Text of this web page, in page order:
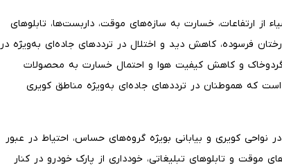
ارتفاعات، خسارت به سازه‌های موقت، داربست‌ها، تابلوهای
فرسوده، کاهش دید و اختلال در ترددهای جاده‌ای به‌ویژه در
و کاهش کیفیت هوا و احتمال خسارت به محصولات
که هموطنان در ترددهای جاده‌ای به‌ویژه مناطق کویری
نواحی کویری و بیابانی بویژه گروه‌های حساس، احتیاط در عبور
موقت و تابلوهای تبلیغاتی، خودداری از پارک خودرو در کنار